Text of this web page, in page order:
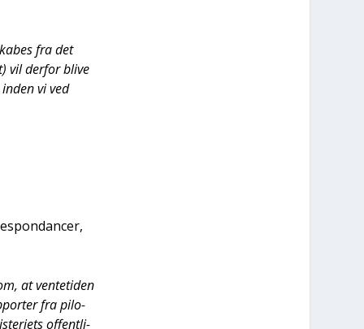
fra det
vil der­for bli­ve
vi ved
at ven­te­ti­den
fra pilo­
offent­li­